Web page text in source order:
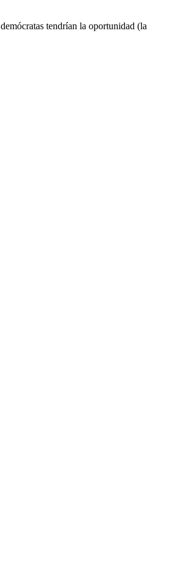
tendrían la oportunidad (la